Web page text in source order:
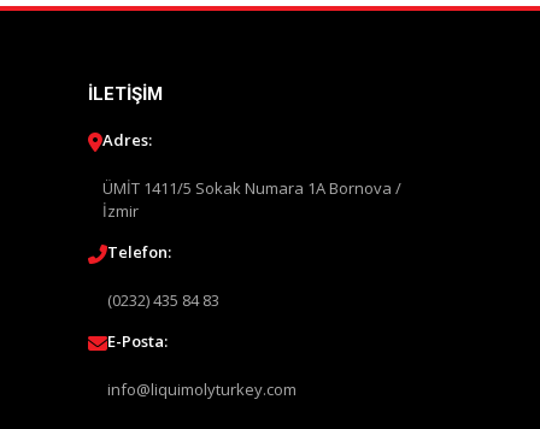
İLETIŞIM
Adres:
ÜMİT 1411/5 Sokak Numara 1A Bornova /
İzmir
Telefon:
(0232) 435 84 83
E-Posta:
info@liquimolyturkey.com